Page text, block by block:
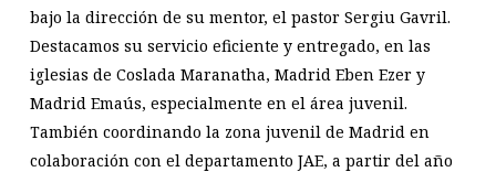
bajo la dirección de su mentor, el pastor Sergiu Gavril.
Destacamos su servicio eficiente y entregado, en las
iglesias de Coslada Maranatha, Madrid Eben Ezer y
Madrid Emaús, especialmente en el área juvenil.
También coordinando la zona juvenil de Madrid en
colaboración con el departamento JAE, a partir del año